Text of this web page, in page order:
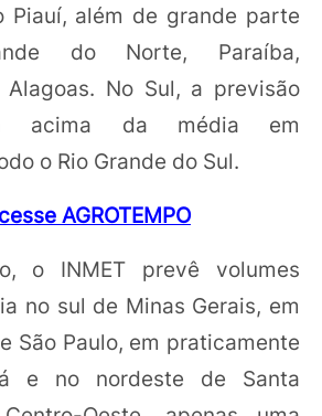
Piauí, além de grande parte
do Norte, Paraíba,
Alagoas. No Sul, a previsão
acima da média em
o Rio Grande do Sul.
AGROTEMPO
o INMET prevê volumes
no sul de Minas Gerais, em
São Paulo, em praticamente
e no nordeste de Santa